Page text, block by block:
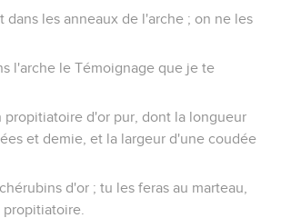
dans les anneaux de l'arche ; on ne les
l'arche le Témoignage que je te
propitiatoire d'or pur, dont la longueur
et demie, et la largeur d'une coudée
d'or ; tu les feras au marteau,